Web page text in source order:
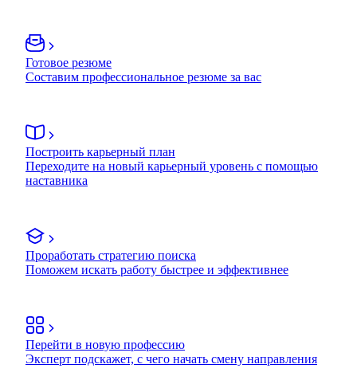
Готовое резюме
Составим профессиональное резюме за вас
Построить карьерный план
Переходите на новый карьерный уровень с помощью
наставника
Проработать стратегию поиска
Поможем искать работу быстрее и эффективнее
Перейти в новую профессию
Эксперт подскажет, с чего начать смену направления